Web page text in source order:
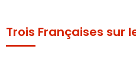
Trois Françaises sur